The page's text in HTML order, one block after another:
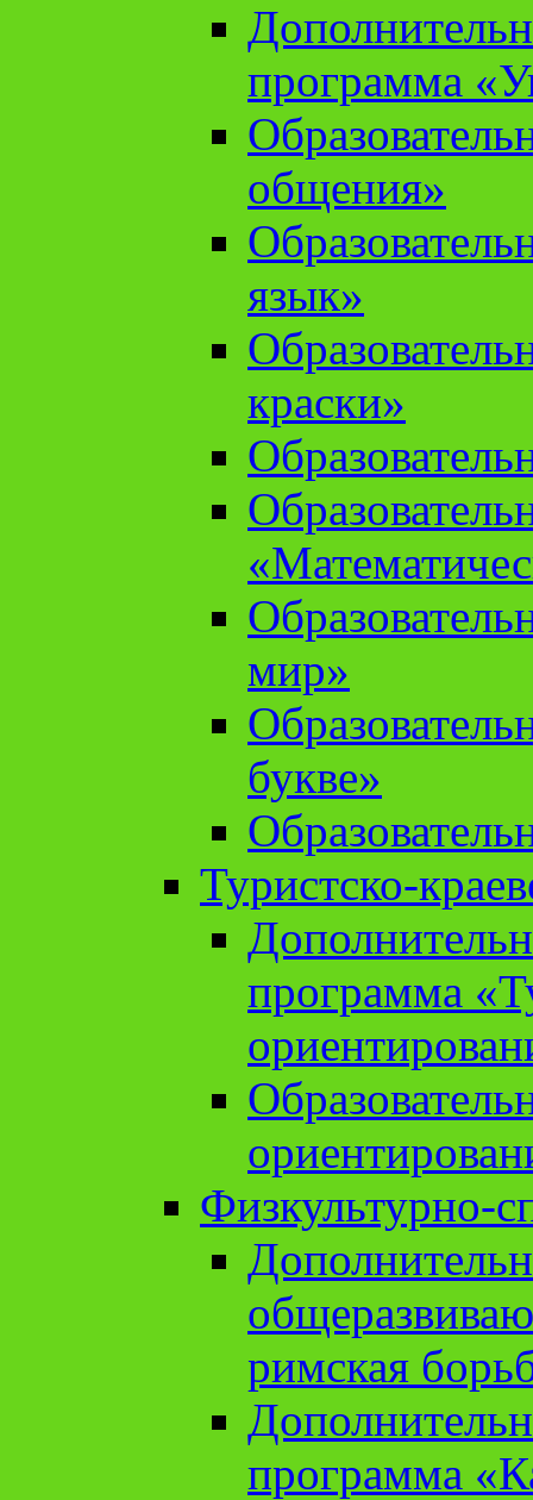
программа
общения»
язык»
краски»
мир»
букве»
Туристско-
программа
Физкультурно-
римская
программа